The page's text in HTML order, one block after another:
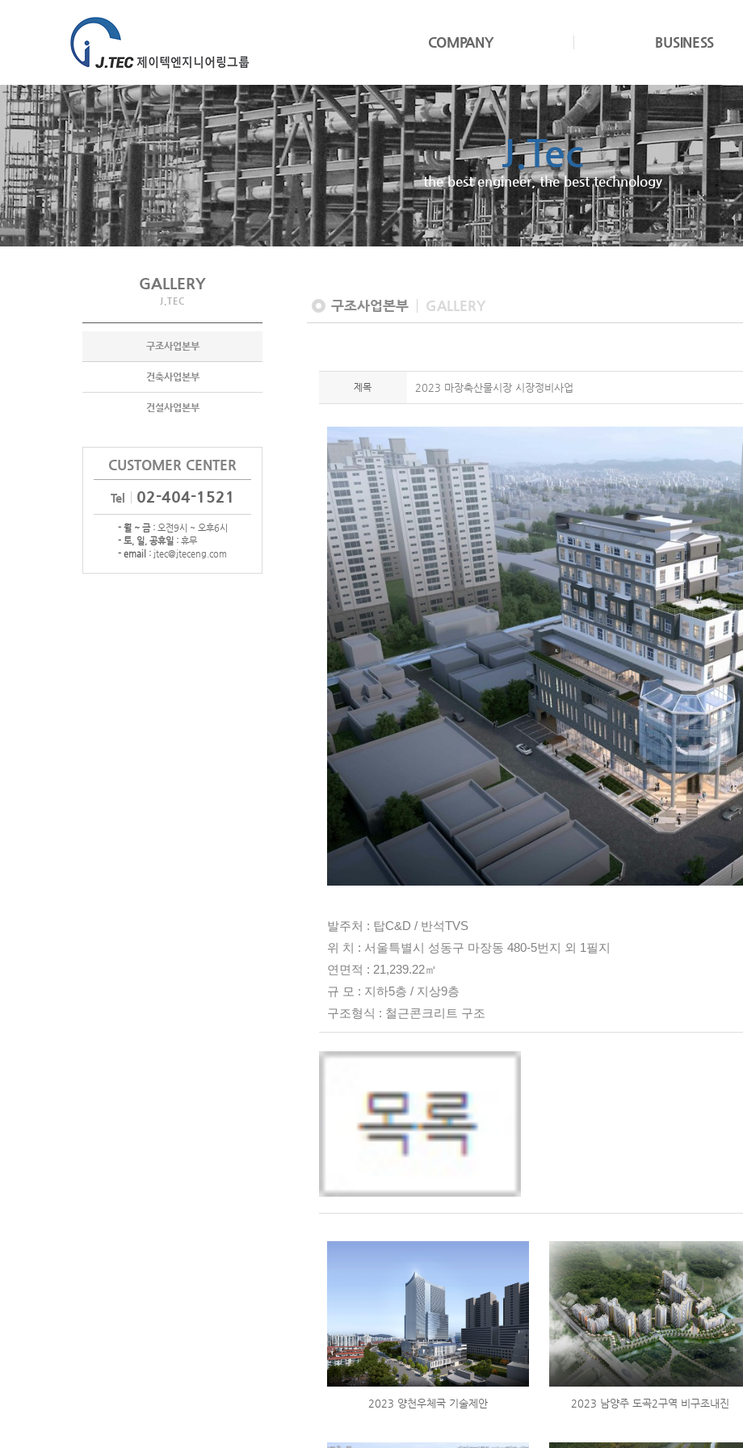
COMPANY BUSINESS
J.Tec
the best engineer, the best technology
JND
We cultivate design excellence
GALLERY
J.TEC
구조사업본부
건축사업본부
건설사업본부
CUSTOMER CENTER
Tel 02-404-1521
- 월 ~ 금 :오전9시 ~ 오후6시
- 토, 일, 공휴일 :휴무
- email :jtec@jteceng.com
구조사업본부 GALLERY
제목 2023 마장축산물시장 시장정비사업
발주처 : 탑C&D / 반석TVS
위 치 : 서울특별시 성동구 마장동 480-5번지 외 1필지
연면적 : 21,239.22㎡
규 모 : 지하5층 / 지상9층
구조형식 : 철근콘크리트 구조
2023 양천우체국 기술제안 2023 남양주 도곡2구역 비구조내진